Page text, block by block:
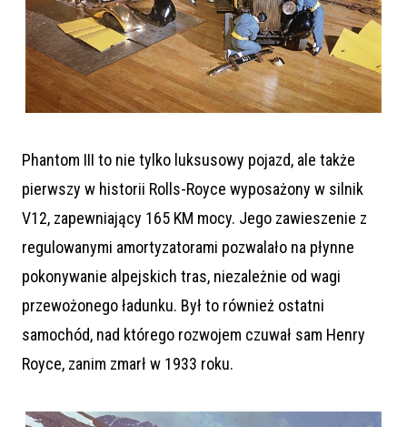
Phantom III to nie tylko luksusowy pojazd, ale także
pierwszy w historii Rolls-Royce wyposażony w silnik
V12, zapewniający 165 KM mocy. Jego zawieszenie z
regulowanymi amortyzatorami pozwalało na płynne
pokonywanie alpejskich tras, niezależnie od wagi
przewożonego ładunku. Był to również ostatni
samochód, nad którego rozwojem czuwał sam Henry
Royce, zanim zmarł w 1933 roku.